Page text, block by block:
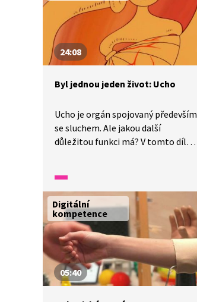
24:08
Byl jednou jeden život: Ucho
Ucho je orgán spojovaný především
se sluchem. Ale jakou další
důležitou funkci má? V tomto díle
také to, co je to zvuk, jak je
zachytáván, čím se přenáší a šíří
a jaké nemoci či nebezpečí uchu
či sluchu hrozí.
Digitální
kompetence
05:40